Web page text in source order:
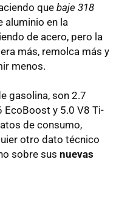
que baje 318
aluminio en la
de acero, pero la
más, remolca más y
menos.
gasolina, son 2.7
EcoBoost y 5.0 V8 Ti-
de consumo,
otro dato técnico
sobre sus nuevas